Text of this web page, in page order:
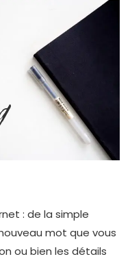
: de la simple
mot que vous
ou bien les détails